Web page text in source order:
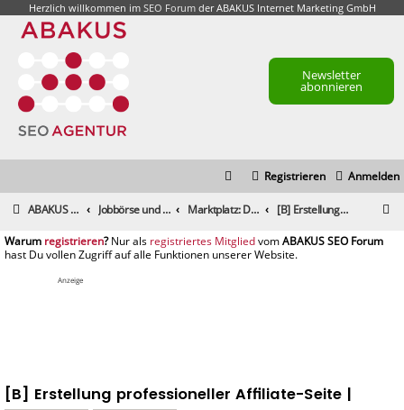
Herzlich willkommen im SEO Forumder ABAKUS Internet Marketing GmbH
Newsletter
abonnieren
Anmelden
Registrieren
ABAKUS Foren-Übersicht Jobbörse und Marktplatz Marktplatz: Dienstleistungen [B] Erstellung professioneller Affiliate-Seite |
registrieren registriertes Mitglied
Anzeige
[B] Erstellung professioneller Affiliate-Seite |